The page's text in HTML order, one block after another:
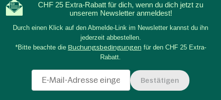
CHF 25 Extra-Rabatt für dich, wenn du dich jetzt zu
unserem Newsletter anmeldest!
Durch einen Klick auf den Abmelde-Link im Newsletter kannst du ihn
jederzeit abbestellen.
*Bitte beachte die Buchungsbedingungen für den CHF 25 Extra-
Rabatt.
Bestätigen